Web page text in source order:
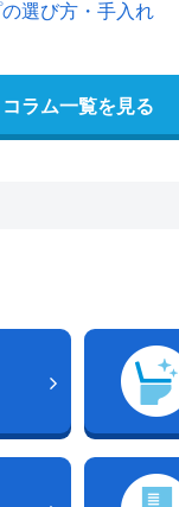
選び方・手入れ
コラム一覧を見る